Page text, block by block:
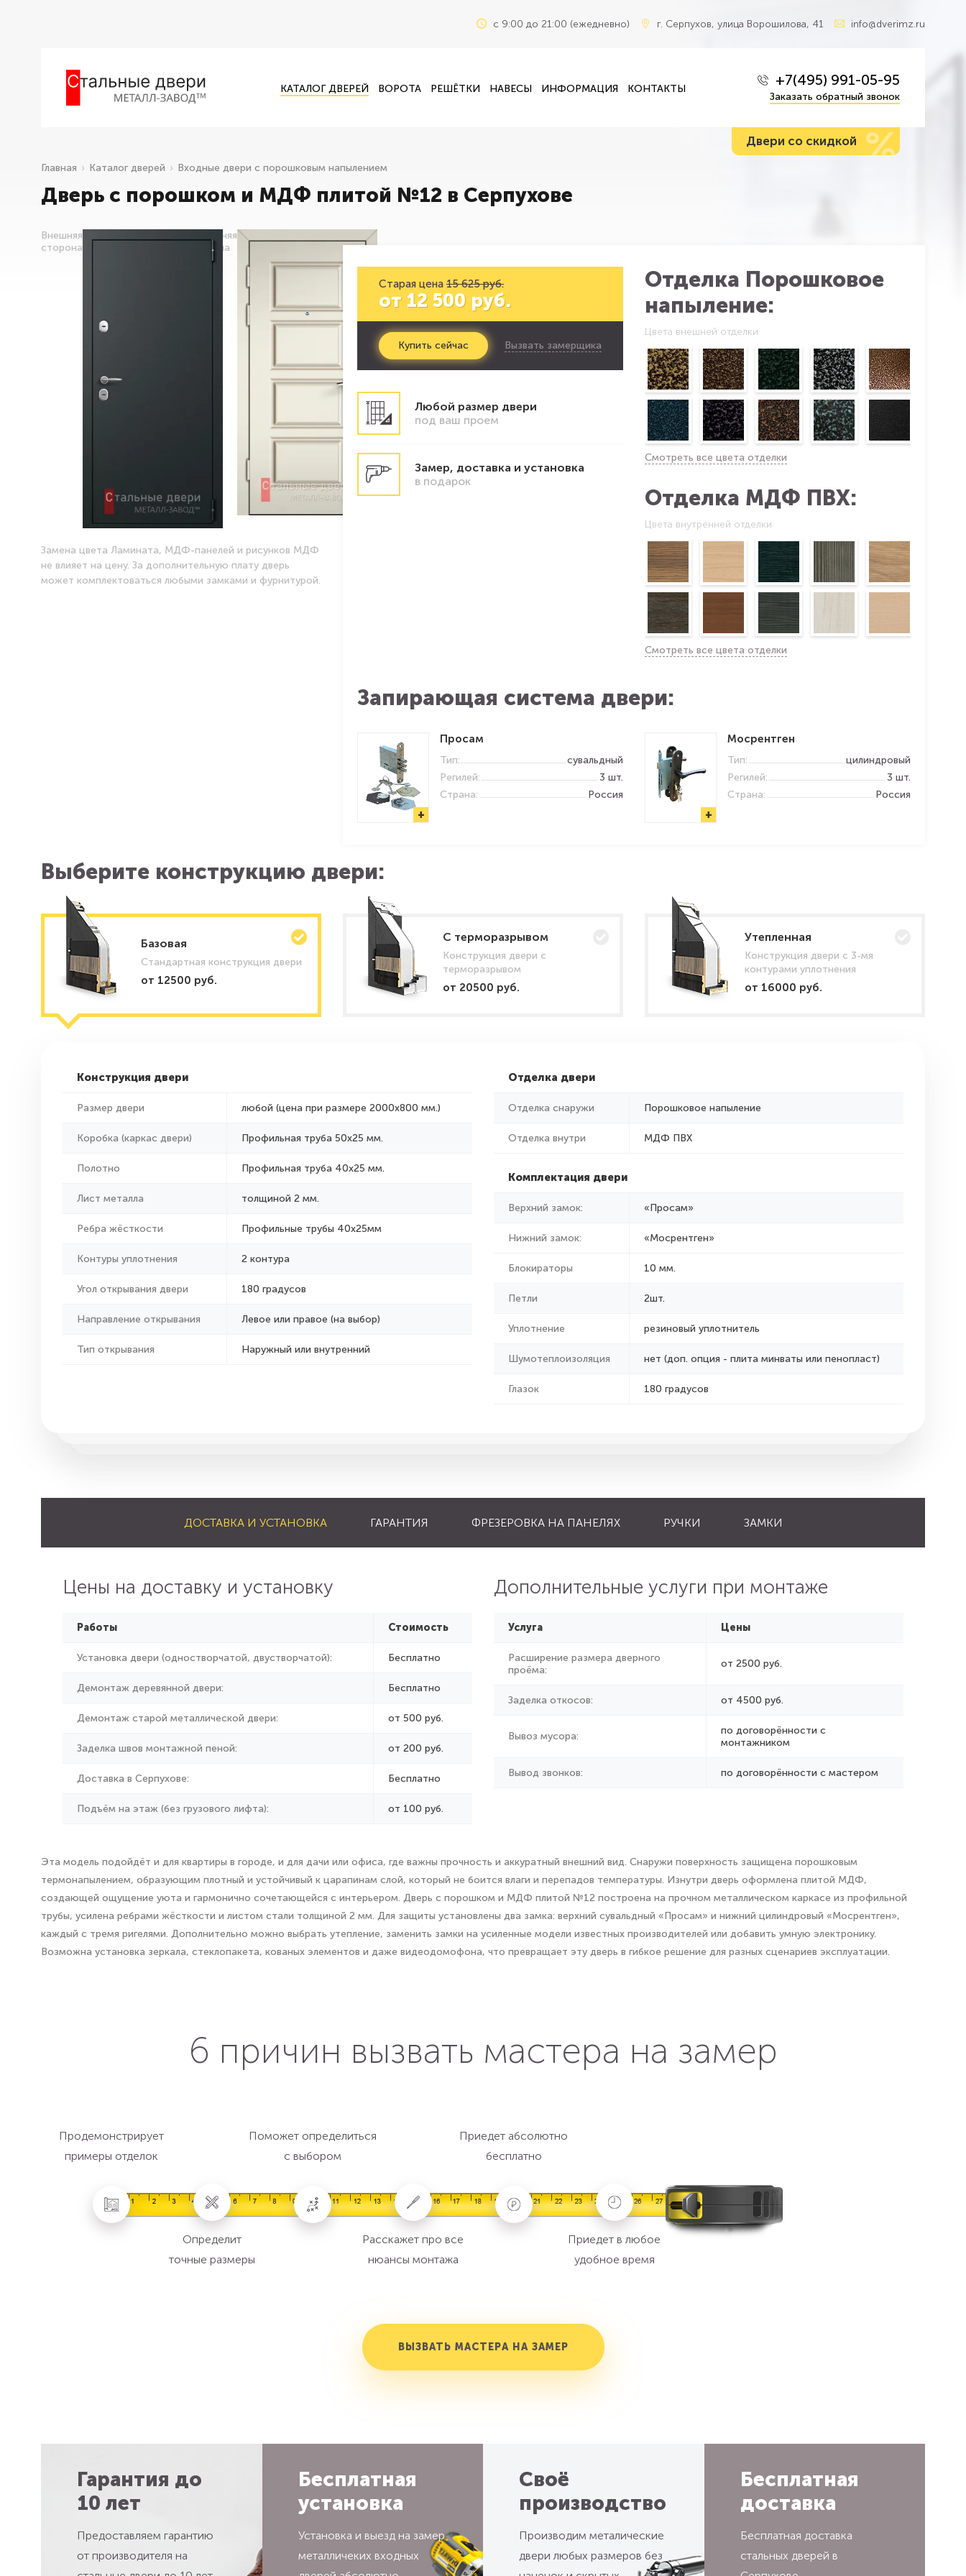
c 9:00 до 21:00 (ежедневно) г. Серпухов, улица Ворошилова, 41 info@dverimz.ru
КАТАЛОГ ДВЕРЕЙ ВОРОТА РЕШЁТКИ НАВЕСЫ ИНФОРМАЦИЯ КОНТАКТЫ +7(495) 991-05-95
Заказать обратный звонок
Двери со скидкой %
Дверь с порошком и МДФ плитой №12 в Серпухове
Главная Каталог дверей Входные двери с порошковым напылением
Внешняя
сторона
Внутренняя
сторона
Замена цвета Ламината, МДФ-панелей и рисунков МДФ
не влияет на цену. За дополнительную плату дверь
может комплектоваться любыми замками и фурнитурой.
Старая цена 15 625 руб.
от 12 500 руб.
Купить сейчас Вызвать замерщика
Любой размер двери
под ваш проем
Замер, доставка и установка
в подарок
Отделка Порошковое
напыление:
Цвета внешней отделки
Смотреть все цвета отделки
Отделка МДФ ПВХ:
Цвета внутренней отделки
Смотреть все цвета отделки
Запирающая система двери:
+
Просам
Тип:
сувальдный
Регилей:
3 шт.
Страна:
Россия
+
Мосрентген
Тип:
цилиндровый
Регилей:
3 шт.
Страна:
Россия
Выберите конструкцию двери:
Базовая
Стандартная конструкция двери
от 12500 руб.
C терморазрывом
Конструкция двери с
терморазрывом
от 20500 руб.
Утепленная
Конструкция двери с 3-мя
контурами уплотнения
от 16000 руб.
Конструкция двери
Размер двери любой (цена при размере 2000x800 мм.)
Коробка (каркас двери) Профильная труба 50х25 мм.
Полотно Профильная труба 40х25 мм.
Лист металла толщиной 2 мм.
Ребра жёсткости Профильные трубы 40х25мм
Контуры уплотнения 2 контура
Угол открывания двери 180 градусов
Направление открывания Левое или правое (на выбор)
Тип открывания Наружный или внутренний
Отделка двери
Отделка снаружи Порошковое напыление
Отделка внутри МДФ ПВХ
Комплектация двери
Верхний замок: «Просам»
Нижний замок: «Мосрентген»
Блокираторы 10 мм.
Петли 2шт.
Уплотнение резиновый уплотнитель
Шумотеплоизоляция нет (доп. опция - плита минваты или пенопласт)
Глазок 180 градусов
ДОСТАВКА И УСТАНОВКА ГАРАНТИЯ ФРЕЗЕРОВКА НА ПАНЕЛЯХ РУЧКИ ЗАМКИ
Цены на доставку и установку
Работы Стоимость
Установка двери (одностворчатой, двустворчатой): Бесплатно
Демонтаж деревянной двери: Бесплатно
Демонтаж старой металлической двери: от 500 руб.
Заделка швов монтажной пеной: от 200 руб.
Доставка в Серпухове: Бесплатно
Подъём на этаж (без грузового лифта): от 100 руб.
Дополнительные услуги при монтаже
Услуга Цены
Расширение размера дверного
проёма:
от 2500 руб.
Заделка откосов: от 4500 руб.
Вывоз мусора:
по договорённости с
монтажником
Вывод звонков: по договорённости с мастером
Эта модель подойдёт и для квартиры в городе, и для дачи или офиса, где важны прочность и аккуратный внешний вид. Снаружи поверхность защищена порошковым
термонапылением, образующим плотный и устойчивый к царапинам слой, который не боится влаги и перепадов температуры. Изнутри дверь оформлена плитой МДФ,
создающей ощущение уюта и гармонично сочетающейся с интерьером. Дверь с порошком и МДФ плитой №12 построена на прочном металлическом каркасе из профильной
трубы, усилена ребрами жёсткости и листом стали толщиной 2 мм. Для защиты установлены два замка: верхний сувальдный «Просам» и нижний цилиндровый «Мосрентген»,
каждый с тремя ригелями. Дополнительно можно выбрать утепление, заменить замки на усиленные модели известных производителей или добавить умную электронику.
Возможна установка зеркала, стеклопакета, кованых элементов и даже видеодомофона, что превращает эту дверь в гибкое решение для разных сценариев эксплуатации.
6 причин вызвать мастера на замер
Продемонстрирует
примеры отделок
Определит
точные размеры
Поможет определиться
с выбором
Расскажет про все
нюансы монтажа
Приедет абсолютно
бесплатно
Приедет в любое
удобное время
ВЫЗВАТЬ МАСТЕРА НА ЗАМЕР
Гарантия до
10 лет
Предоставляем гарантию
от производителя на
Бесплатная
установка
Установка и выезд на замер
металличеких входных
Своё
производство
Производим металические
двери любых размеров без
Бесплатная
доставка
Бесплатная доставка
стальных дверей в